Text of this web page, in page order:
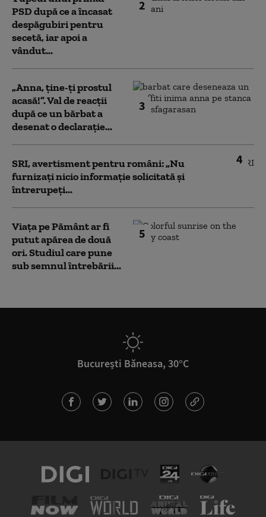
2
PSD după ce a încasat
despăgubiri pentru
secetă, iar apoi a
vândut...
3
„Anna, ţine-ţi prostul
acasă!”. Val de reacții
după ce un bărbat a
desenat o declarație...
4
SRI, avertisment pentru români: „Nu
furnizați nicio informație solicitată și
întrerupeți...
5
Viața pe Pământ ar fi
putut apărea de două
ori. Studiul care pune
sub semnul întrebării...
București Băneasa, 30°C